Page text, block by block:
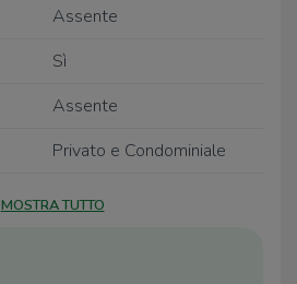
Assente
Sì
Assente
Privato e Condominiale
MOSTRA TUTTO